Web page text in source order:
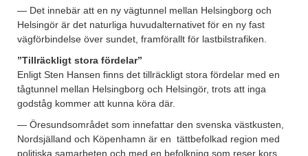
— Det innebär att en ny vägtunnel mellan Helsingborg och
Helsingör är det naturliga huvudalternativet för en ny fast
vägförbindelse över sundet, framförallt för lastbilstrafiken.
”Tillräckligt stora fördelar”
Enligt Sten Hansen finns det tillräckligt stora fördelar med en
tågtunnel mellan Helsingborg och Helsingör, trots att inga
godståg kommer att kunna köra där.
— Öresundsområdet som innefattar den svenska västkusten,
Nordsjälland och Köpenhamn är en tättbefolkad region med
politiska samarbeten och med en befolkning som reser kors